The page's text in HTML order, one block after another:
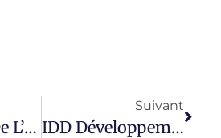
Lancement De L’atelier « Théâtre »
Suivant
IDD Développement Durable